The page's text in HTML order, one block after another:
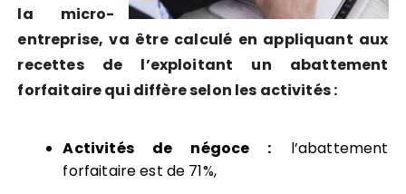
la micro-
entreprise, va être calculé en appliquant aux
recettes de l’exploitant un abattement
forfaitaire qui diffère selon les activités :
Activités de négoce : l’abattement
forfaitaire est de 71%,